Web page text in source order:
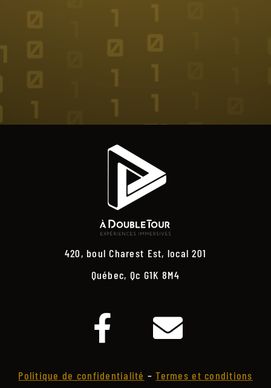
420, boul Charest Est, local 201
Québec, Qc G1K 8M4
Politique de confidentialité –Termes et conditions